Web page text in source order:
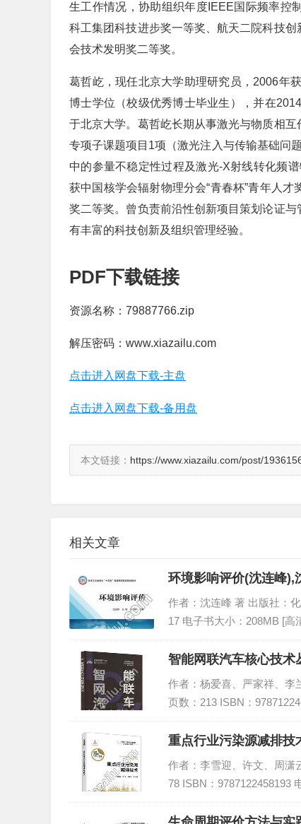
生工作情况，协助组织年度IEEE国际频率控
科工集团科技进步奖一等奖、航天二院科技
会技术发明奖二等奖。
葛哲屹，现任北京大学助理研究员，2006年
博士学位（校级优秀博士毕业生），并在
于北京大学。葛哲屹长期从事激光与物质相
专项子课题项目1项（激光注入与传输基础问
中的参量不稳定性过程及激光-X射线转化频
获中国核学会辐射物理分会“青春杯”青年人
奖二等奖。曾负责前沿性创新项目策划论证
有丰富的科技创新及组织管理经验。
PDF下载链接
资源名称：79887766.zip
解压密码：www.xiazailu.com
点击进入网盘下载-主盘
点击进入网盘下载-备用盘
本文链接： https://www.xiazailu.com/post/
相关文章
环境影响评价(沈连峰),
作者：沈连峰 著 出版社：
17 电子书大小：208MB [高
智能网联汽车核心技术
作者：杨爱喜、严家祥、李
页数：213 ISBN：
重点行业污染源减排技
作者：李雪迎、许文、周潇
78 ISBN：9787122458193